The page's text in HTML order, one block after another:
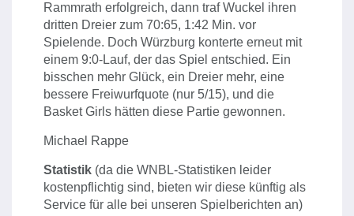
Rammrath erfolgreich, dann traf Wuckel ihren
dritten Dreier zum 70:65, 1:42 Min. vor
Spielende. Doch Würzburg konterte erneut mit
einem 9:0-Lauf, der das Spiel entschied. Ein
bisschen mehr Glück, ein Dreier mehr, eine
bessere Freiwurfquote (nur 5/15), und die
Basket Girls hätten diese Partie gewonnen.
Michael Rappe
Statistik (da die WNBL-Statistiken leider
kostenpflichtig sind, bieten wir diese künftig als
Service für alle bei unseren Spielberichten an)